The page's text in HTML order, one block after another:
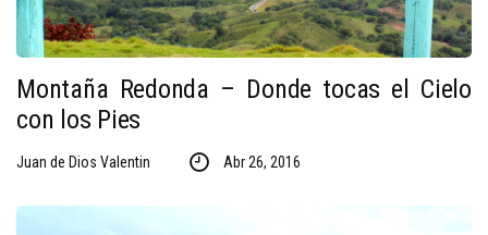
Montaña Redonda – Donde tocas el Cielo
con los Pies
Juan de Dios Valentin Abr 26, 2016